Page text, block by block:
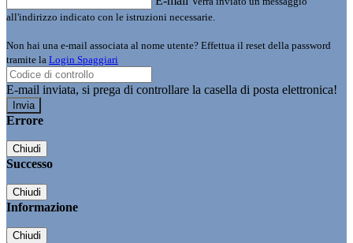
all'indirizzo indicato con le istruzioni necessarie.
Non hai una e-mail associata al nome utente? Effettua il reset della password
tramite la Login Spaggiari
E-mail inviata, si prega di controllare la casella di posta elettronica!
Errore
Chiudi
Successo
Chiudi
Informazione
Chiudi